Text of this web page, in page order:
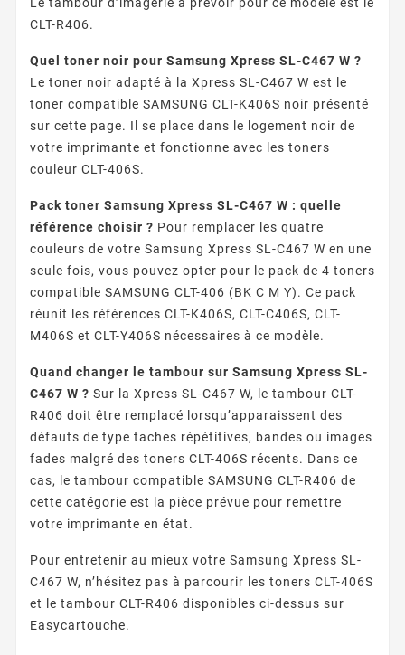
CLT-R406.
Quel toner noir pour Samsung Xpress SL-C467 W ?
Le toner noir adapté à la Xpress SL-C467 W est le
toner compatible SAMSUNG CLT-K406S noir présenté
sur cette page. Il se place dans le logement noir de
votre imprimante et fonctionne avec les toners
couleur CLT-406S.
Pack toner Samsung Xpress SL-C467 W : quelle
référence choisir ? Pour remplacer les quatre
couleurs de votre Samsung Xpress SL-C467 W en une
seule fois, vous pouvez opter pour le pack de 4 toners
compatible SAMSUNG CLT-406 (BK C M Y). Ce pack
réunit les références CLT-K406S, CLT-C406S, CLT-
M406S et CLT-Y406S nécessaires à ce modèle.
Quand changer le tambour sur Samsung Xpress SL-
C467 W ? Sur la Xpress SL-C467 W, le tambour CLT-
R406 doit être remplacé lorsqu’apparaissent des
défauts de type taches répétitives, bandes ou images
fades malgré des toners CLT-406S récents. Dans ce
cas, le tambour compatible SAMSUNG CLT-R406 de
cette catégorie est la pièce prévue pour remettre
votre imprimante en état.
Pour entretenir au mieux votre Samsung Xpress SL-
C467 W, n’hésitez pas à parcourir les toners CLT-406S
et le tambour CLT-R406 disponibles ci-dessus sur
Easycartouche.